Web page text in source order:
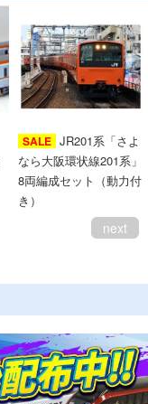
SALE JR201系「さよ
なら大阪環状線201系」
8両編成セット（動力付
き）
next